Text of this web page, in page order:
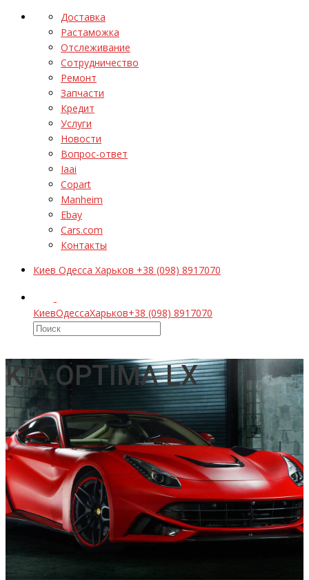
Доставка
Растаможка
Отслеживание
Сотрудничество
Ремонт
Запчасти
Кредит
Услуги
Новости
Вопрос-ответ
Iaai
Copart
Manheim
Ebay
Cars.com
Контакты
Киев Одесса Харьков +38 (098) 8917070
КиевОдессаХарьков+38 (098) 8917070
KIA OPTIMA LX